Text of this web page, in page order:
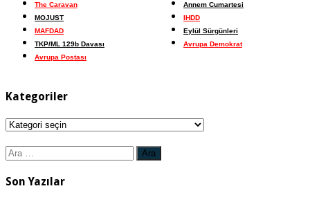
The Caravan
MOJUST
MAFDAD
TKP/ML 129b Davası
Avrupa Postası
Annem Cumartesi
IHDD
Eylül Sürgünleri
Avrupa Demokrat
Kategoriler
Kategoriler
Arama:
Son Yazılar